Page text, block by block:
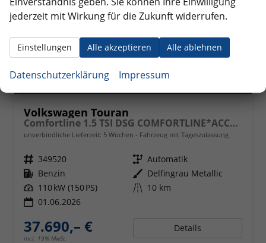
Volkswagen Touran
Comfortline 1.5 TSI DSG COMFORTLINE*ACC*LED*PDC*KAMERA*NAVI*SHZ* 7-SITZER 17-ZOLL
unverbindliche Lieferzeit: 5 Wochen Fahrzeug mit Tageszulassung
Fahrzeugnr. 349520 Getriebe Automatik
Kraftstoff Benzin Außenfarbe Delfingrau Metallic
Leistung 110 kW (150 PS) Kilometerstand 10 km
01.06.2026
37.690,– €
incl. 19% MwSt.
Details
jederzeit mit Wirkung für die Zukunft widerrufen.
Alle akzeptieren Alle ablehnen
Einstellungen
Datenschutzerklärung Impressum